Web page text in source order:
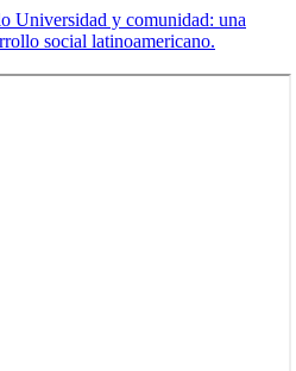
Universidad y comunidad: una
social latinoamericano.